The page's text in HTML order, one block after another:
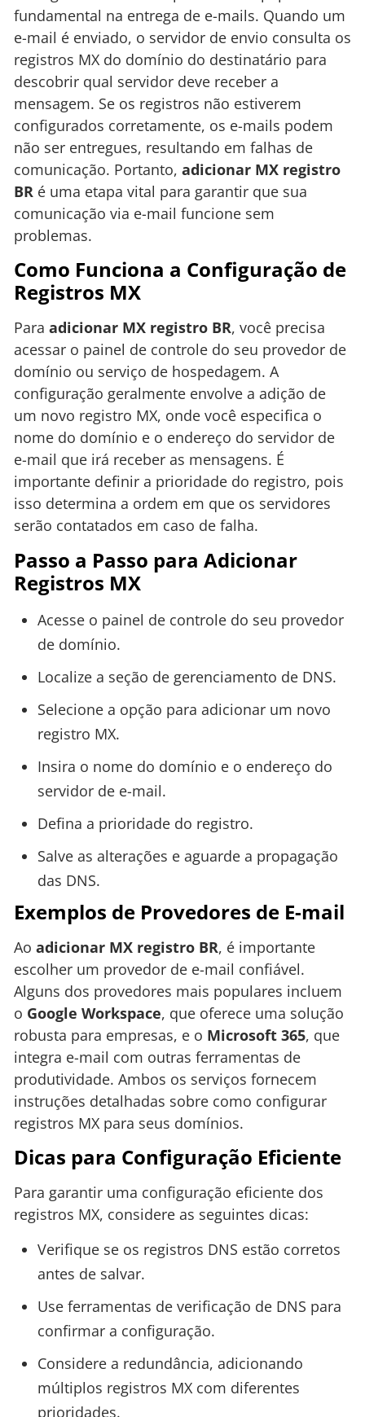
fundamental na entrega de e-mails. Quando um
e-mail é enviado, o servidor de envio consulta os
registros MX do domínio do destinatário para
descobrir qual servidor deve receber a
mensagem. Se os registros não estiverem
configurados corretamente, os e-mails podem
não ser entregues, resultando em falhas de
comunicação. Portanto, adicionar MX registro
BR é uma etapa vital para garantir que sua
comunicação via e-mail funcione sem
problemas.
Como Funciona a Configuração de
Registros MX
Para adicionar MX registro BR, você precisa
acessar o painel de controle do seu provedor de
domínio ou serviço de hospedagem. A
configuração geralmente envolve a adição de
um novo registro MX, onde você especifica o
nome do domínio e o endereço do servidor de
e-mail que irá receber as mensagens. É
importante definir a prioridade do registro, pois
isso determina a ordem em que os servidores
serão contatados em caso de falha.
Passo a Passo para Adicionar
Registros MX
Acesse o painel de controle do seu provedor
de domínio.
Localize a seção de gerenciamento de DNS.
Selecione a opção para adicionar um novo
registro MX.
Insira o nome do domínio e o endereço do
servidor de e-mail.
Defina a prioridade do registro.
Salve as alterações e aguarde a propagação
das DNS.
Exemplos de Provedores de E-mail
Ao adicionar MX registro BR, é importante
escolher um provedor de e-mail confiável.
Alguns dos provedores mais populares incluem
o Google Workspace, que oferece uma solução
robusta para empresas, e o Microsoft 365, que
integra e-mail com outras ferramentas de
produtividade. Ambos os serviços fornecem
instruções detalhadas sobre como configurar
registros MX para seus domínios.
Dicas para Configuração Eficiente
Para garantir uma configuração eficiente dos
registros MX, considere as seguintes dicas:
Verifique se os registros DNS estão corretos
antes de salvar.
Use ferramentas de verificação de DNS para
confirmar a configuração.
Considere a redundância, adicionando
múltiplos registros MX com diferentes
prioridades.